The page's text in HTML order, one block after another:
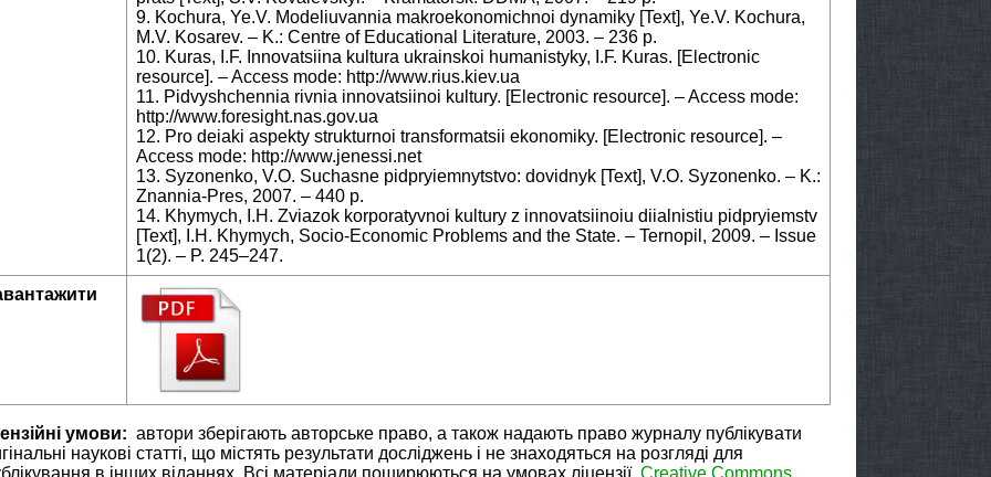
9. Kochura, Ye.V. Modeliuvannia makroekonomichnoi dynamiky [Text], Ye.V. Kochura,
M.V. Kosarev. – K.: Centre of Educational Literature, 2003. – 236 p.
10. Kuras, I.F. Innovatsiina kultura ukrainskoi humanistyky, I.F. Kuras. [Electronic
resource]. – Access mode: http://www.rius.kiev.ua
11. Pidvyshchennia rivnia innovatsiinoi kultury. [Electronic resource]. – Access mode:
http://www.foresight.nas.gov.ua
12. Pro deiaki aspekty strukturnoi transformatsii ekonomiky. [Electronic resource]. –
Access mode: http://www.jenessi.net
13. Syzonenko, V.O. Suchasne pidpryiemnytstvo: dovidnyk [Text], V.O. Syzonenko. – K.:
Znannia-Pres, 2007. – 440 p.
14. Khymych, I.H. Zviazok korporatyvnoi kultury z innovatsiinoiu diialnistiu pidpryiemstv
[Text], I.H. Khymych, Socio-Economic Problems and the State. – Ternopil, 2009. – Issue
1(2). – P. 245–247.
умови: автори зберігають авторське право, а також надають право журналу публікувати
наукові статті, що містять результати досліджень і не знаходяться на розгляді для